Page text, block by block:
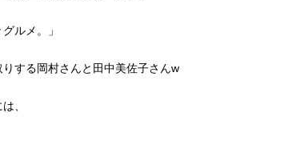
ルメ。」
する岡村さんと田中美佐子さんw
、